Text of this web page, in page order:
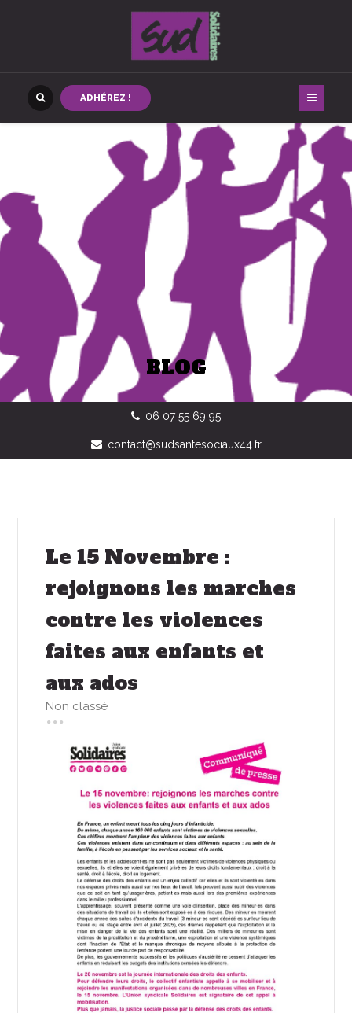
ADHÉREZ !
BLOG
06 07 55 69 95
contact@sudsantesociaux44.fr
Le 15 Novembre :
rejoignons les marches
contre les violences
faites aux enfants et
aux ados
Non classé